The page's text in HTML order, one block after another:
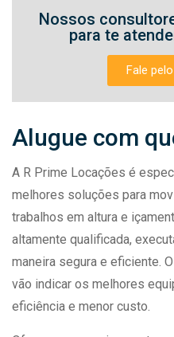
Nossos
para te
Fale
Alugue com
A R Prime Locações é
melhores soluções para
trabalhos em altura e
altamente qualificada,
maneira segura e eficiente.
vão indicar os melhores
eficiência e menor custo.